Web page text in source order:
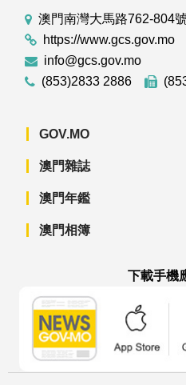
澳門南灣大馬路762-804
https://www.gcs.gov.mo
info@gcs.gov.mo
(853)2833 2886
GOV.MO
澳門雜誌
澳門年鑑
澳門相簿
下載手機